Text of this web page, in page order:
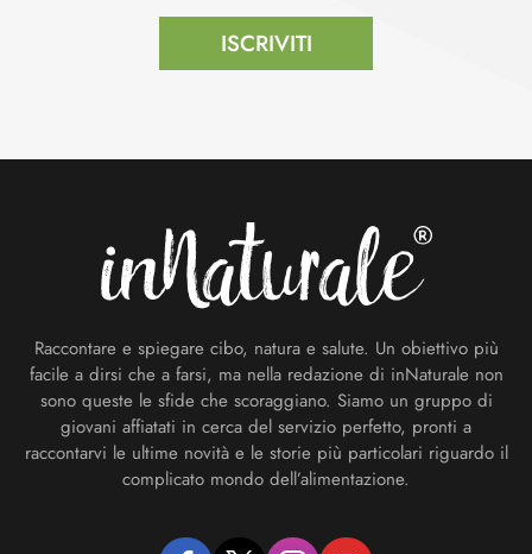
ISCRIVITI
Raccontare e spiegare cibo, natura e salute. Un obiettivo più
facile a dirsi che a farsi, ma nella redazione di inNaturale non
sono queste le sfide che scoraggiano. Siamo un gruppo di
giovani affiatati in cerca del servizio perfetto, pronti a
raccontarvi le ultime novità e le storie più particolari riguardo il
complicato mondo dell’alimentazione.